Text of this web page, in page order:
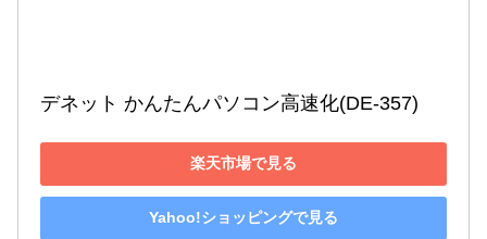
デネット かんたんパソコン高速化(DE-357)
楽天市場で見る
Yahoo!ショッピングで見る